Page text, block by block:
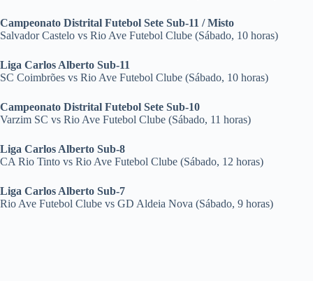
Campeonato Distrital Futebol Sete Sub-11 / Misto
Salvador Castelo vs Rio Ave Futebol Clube (Sábado, 10 horas)
Liga Carlos Alberto Sub-11
SC Coimbrões vs Rio Ave Futebol Clube (Sábado, 10 horas)
Campeonato Distrital Futebol Sete Sub-10
Varzim SC vs Rio Ave Futebol Clube (Sábado, 11 horas)
Liga Carlos Alberto Sub-8
CA Rio Tinto vs Rio Ave Futebol Clube (Sábado, 12 horas)
Liga Carlos Alberto Sub-7
Rio Ave Futebol Clube vs GD Aldeia Nova (Sábado, 9 horas)